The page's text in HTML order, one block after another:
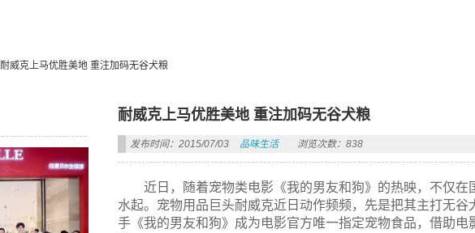
耐威克上马优胜美地 重注加码无谷犬粮
耐威克上马优胜美地 重注加码无谷犬粮
发布时间：2015/07/03 品味生活 浏览次数：838
近日，随着宠物类电影《我的男友和狗》的热映，不仅
水起。宠物用品巨头耐威克近日动作频频，先是把其主打无
手《我的男友和狗》成为电影官方唯一指定宠物食品，借助